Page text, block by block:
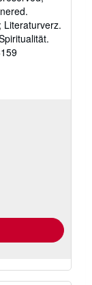
Literaturverz.